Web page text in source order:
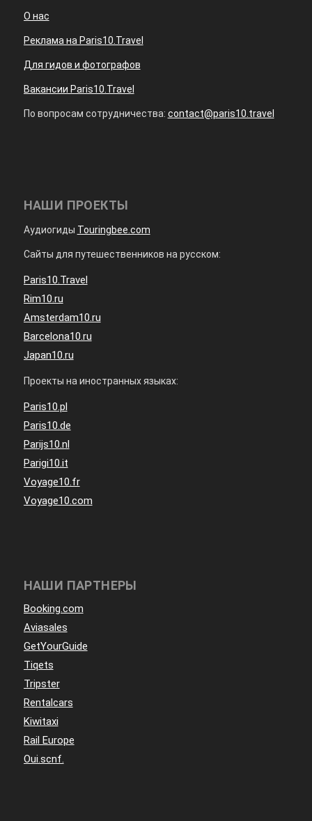
О нас
Реклама на Paris10.Travel
Для гидов и фотографов
Вакансии Paris10.Travel
По вопросам сотрудничества: contact@paris10.travel
НАШИ ПРОЕКТЫ
Аудиогиды Touringbee.com
Сайты для путешественников на русском:
Paris10.Travel
Rim10.ru
Amsterdam10.ru
Barcelona10.ru
Japan10.ru
Проекты на иностранных языках:
Paris10.pl
Paris10.de
Parijs10.nl
Parigi10.it
Voyage10.fr
Voyage10.com
НАШИ ПАРТНЕРЫ
Booking.com
Aviasales
GetYourGuide
Tiqets
Tripster
Rentalcars
Kiwitaxi
Rail Europe
Oui.scnf.